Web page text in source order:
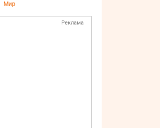
Мир
Реклама